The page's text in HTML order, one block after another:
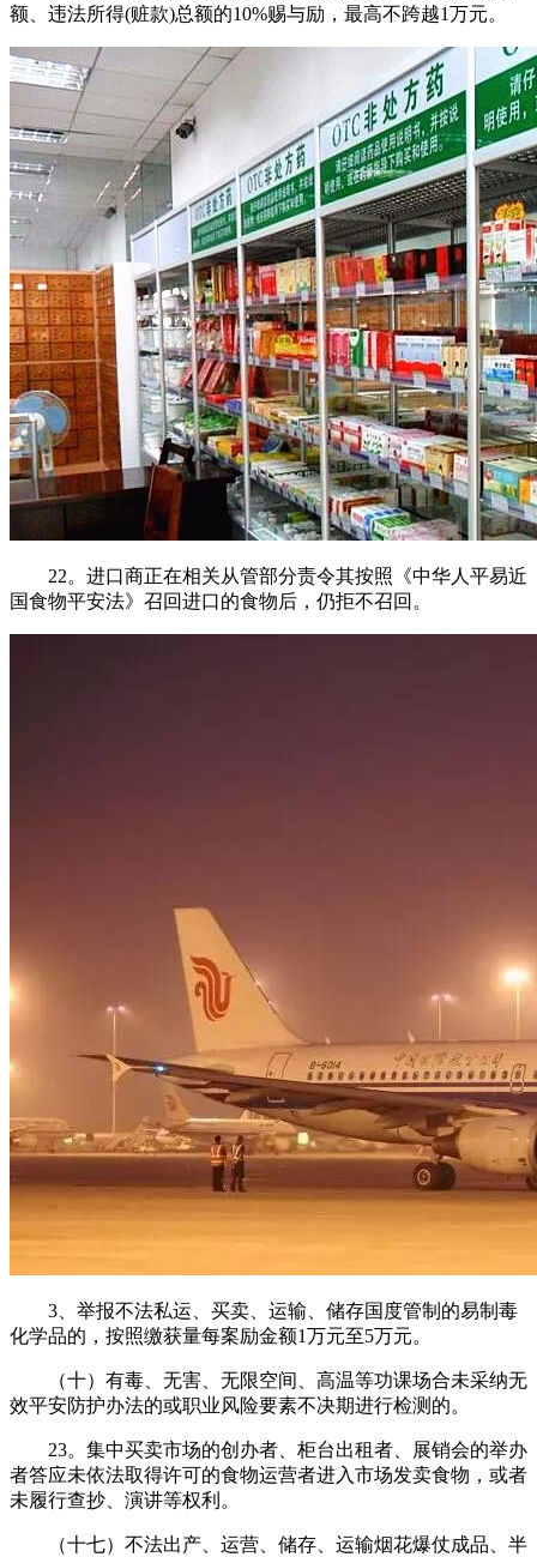
额、违法所得(赃款)总额的10%赐与励，最高不跨越1万元。
22。进口商正在相关从管部分责令其按照《中华人平易近
国食物平安法》召回进口的食物后，仍拒不召回。
3、举报不法私运、买卖、运输、储存国度管制的易制毒
化学品的，按照缴获量每案励金额1万元至5万元。
（十）有毒、无害、无限空间、高温等功课场合未采纳无
效平安防护办法的或职业风险要素不决期进行检测的。
23。集中买卖市场的创办者、柜台出租者、展销会的举办
者答应未依法取得许可的食物运营者进入市场发卖食物，或者
未履行查抄、演讲等权利。
（十七）不法出产、运营、储存、运输烟花爆仗成品、半